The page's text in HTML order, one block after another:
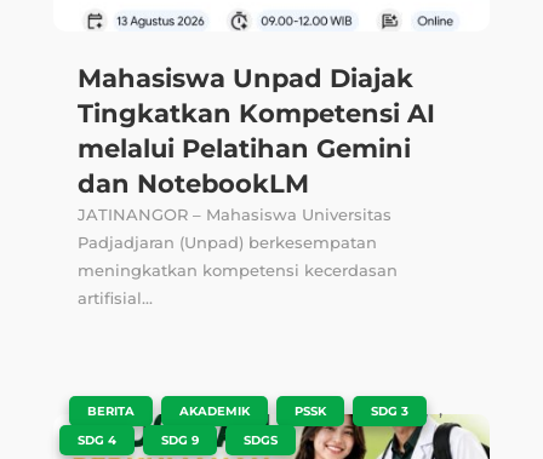
Mahasiswa Unpad Diajak
Tingkatkan Kompetensi AI
melalui Pelatihan Gemini
dan NotebookLM
JATINANGOR – Mahasiswa Universitas
Padjadjaran (Unpad) berkesempatan
meningkatkan kompetensi kecerdasan
artifisial...
BERITA AKADEMIK PSSK SDG 3 ,
SDG 4 SDG 9 SDGS